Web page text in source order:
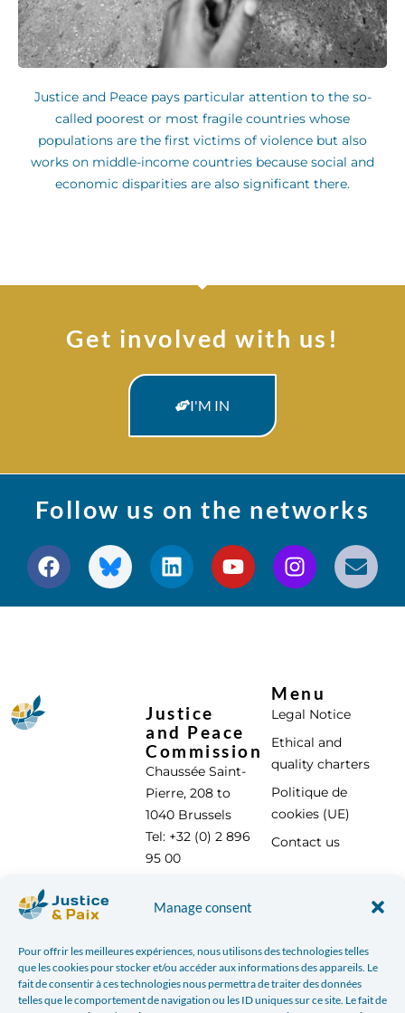
Manage consent
Pour offrir les meilleures expériences, nous utilisons des technologies telles
que les cookies pour stocker et/ou accéder aux informations des appareils. Le
fait de consentir à ces technologies nous permettra de traiter des données
telles que le comportement de navigation ou les ID uniques sur ce site. Le fait de
Justice and Peace pays particular attention to the so-
called poorest or most fragile countries whose
populations are the first victims of violence but also
works on middle-income countries because social and
economic disparities are also significant there.
Get involved with us!
I'M IN
Follow us on the networks
Justice
and Peace
Commission
Chaussée Saint-
Pierre, 208 to
1040 Brussels
Tel: +32 (0) 2 896
95 00
Menu
Legal Notice
Ethical and
quality charters
Politique de
cookies (UE)
Contact us
With the support of :